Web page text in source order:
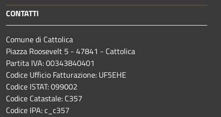
CONTATTI
Comune di Cattolica
Piazza Roosevelt 5 - 47841 - Cattolica
Partita IVA: 00343840401
Codice Ufficio Fatturazione: UF5EHE
Codice ISTAT: 099002
Codice Catastale: C357
Codice IPA: c_c357